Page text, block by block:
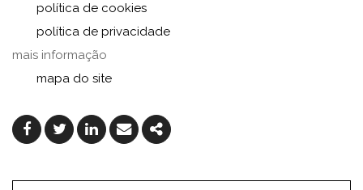
política de cookies
política de privacidade
mais informação
mapa do site
Facebook
TwitterLinkedinEmailShare